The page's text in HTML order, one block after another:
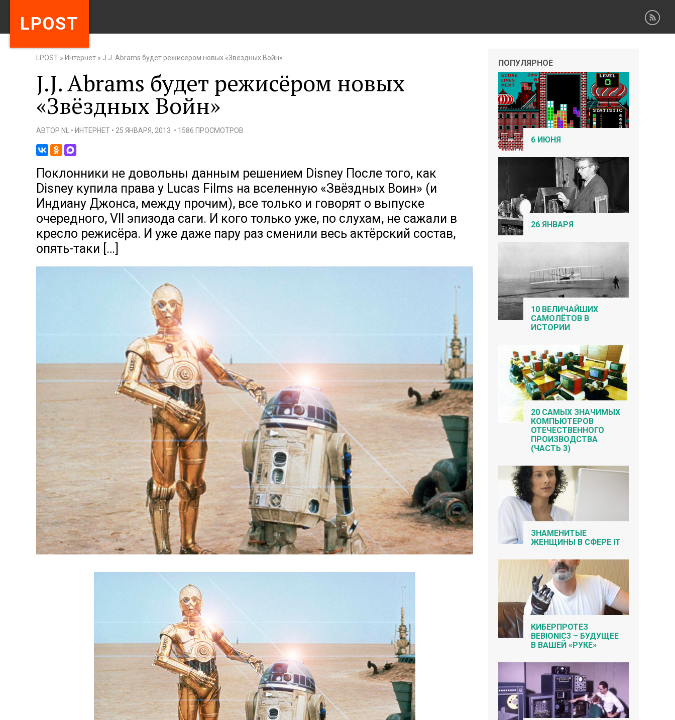
LPOST
LPOST » Интернет » J.J. Abrams будет режисёром новых «Звёздных Войн»
J.J. Abrams будет режисёром новых
«Звёздных Войн»
АВТОР NL • ИНТЕРНЕТ • 25 ЯНВАРЯ, 2013 • 1586 ПРОСМОТРОВ
Поклонники не довольны данным решением Disney После того, как
Disney купила права у Lucas Films на вселенную «Звёздных Воин» (и
Индиану Джонса, между прочим), все только и говорят о выпуске
очередного, VII эпизода саги. И кого только уже, по слухам, не сажали в
кресло режисёра. И уже даже пару раз сменили весь актёрский состав,
опять-таки […]
ПОПУЛЯРНОЕ
6 ИЮНЯ
26 ЯНВАРЯ
10 ВЕЛИЧАЙШИХ
САМОЛЁТОВ В
ИСТОРИИ
20 САМЫХ ЗНАЧИМЫХ
КОМПЬЮТЕРОВ
ОТЕЧЕСТВЕННОГО
ПРОИЗВОДСТВА
(ЧАСТЬ 3)
ЗНАМЕНИТЫЕ
ЖЕНЩИНЫ В СФЕРЕ IT
КИБЕРПРОТЕЗ
BEBIONIC3 – БУДУЩЕЕ
В ВАШЕЙ «РУКЕ»